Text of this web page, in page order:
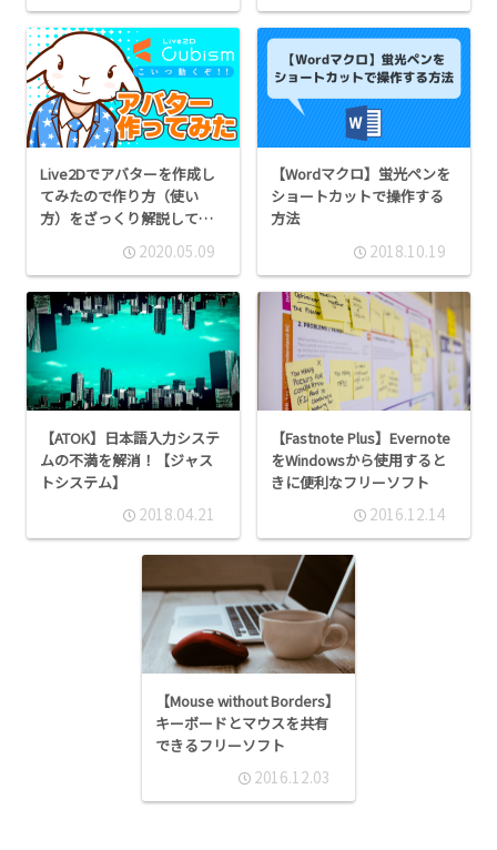
Live2Dでアバターを作成し
てみたので作り方（使い
方）をざっくり解説してみ
2020.05.09
【Wordマクロ】蛍光ペンを
ショートカットで操作する
方法
2018.10.19
【ATOK】日本語入力システ
ムの不満を解消！【ジャス
トシステム】
2018.04.21
【Fastnote Plus】Evernote
をWindowsから使用すると
きに便利なフリーソフト
2016.12.14
【Mouse without Borders】
キーボードとマウスを共有
できるフリーソフト
2016.12.03